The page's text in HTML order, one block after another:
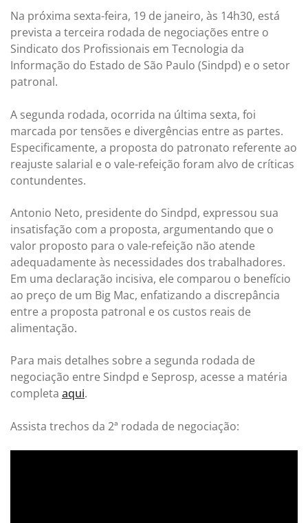
Na próxima sexta-feira, 19 de janeiro, às 14h30, está
prevista a terceira rodada de negociações entre o
Sindicato dos Profissionais em Tecnologia da
Informação do Estado de São Paulo (Sindpd) e o setor
patronal.
A segunda rodada, ocorrida na última sexta, foi
marcada por tensões e divergências entre as partes.
Especificamente, a proposta do patronato referente ao
reajuste salarial e o vale-refeição foram alvo de críticas
contundentes.
Antonio Neto, presidente do Sindpd, expressou sua
insatisfação com a proposta, argumentando que o
valor proposto para o vale-refeição não atende
adequadamente às necessidades dos trabalhadores.
Em uma declaração incisiva, ele comparou o benefício
ao preço de um Big Mac, enfatizando a discrepância
entre a proposta patronal e os custos reais de
alimentação.
Para mais detalhes sobre a segunda rodada de
negociação entre Sindpd e Seprosp, acesse a matéria
completa aqui.
Assista trechos da 2ª rodada de negociação: